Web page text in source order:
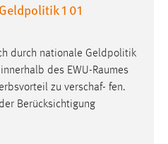
1 01
durch nationale Geldpolitik
des EWU-Raumes
zu verschaf- fen.
Berücksichtigung